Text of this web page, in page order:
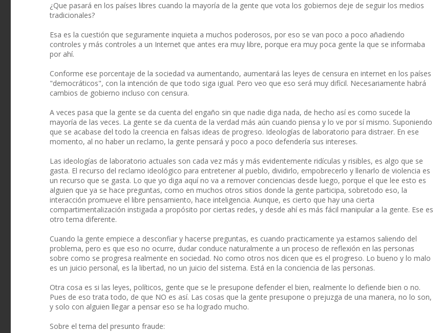
¿Que pasará en los países libres cuando la mayoría de la gente que vota los gobiernos deje de seguir los medios
tradicionales?
Esa es la cuestión que seguramente inquieta a muchos poderosos, por eso se van poco a poco añadiendo
controles y más controles a un Internet que antes era muy libre, porque era muy poca gente la que se informaba
por ahí.
Conforme ese porcentaje de la sociedad va aumentando, aumentará las leyes de censura en internet en los países
"democráticos", con la intención de que todo siga igual. Pero veo que eso será muy difícil. Necesariamente habrá
cambios de gobierno incluso con censura.
A veces pasa que la gente se da cuenta del engaño sin que nadie diga nada, de hecho así es como sucede la
mayoría de las veces. La gente se da cuenta de la verdad más aún cuando piensa y lo ve por sí mismo. Suponiendo
que se acabase del todo la creencia en falsas ideas de progreso. Ideologías de laboratorio para distraer. En ese
momento, al no haber un reclamo, la gente pensará y poco a poco defendería sus intereses.
Las ideologías de laboratorio actuales son cada vez más y más evidentemente ridículas y risibles, es algo que se
gasta. El recurso del reclamo ideológico para entretener al pueblo, dividirlo, empobrecerlo y llenarlo de violencia es
un recurso que se gasta. Lo que yo diga aquí no va a remover conciencias desde luego, porque el que lee esto es
alguien que ya se hace preguntas, como en muchos otros sitios donde la gente participa, sobretodo eso, la
interacción promueve el libre pensamiento, hace inteligencia. Aunque, es cierto que hay una cierta
compartimentalización instigada a propósito por ciertas redes, y desde ahí es más fácil manipular a la gente. Ese es
otro tema diferente.
Cuando la gente empiece a desconfiar y hacerse preguntas, es cuando practicamente ya estamos saliendo del
problema, pero es que eso no ocurre, dudar conduce naturalmente a un proceso de reflexión en las personas
sobre como se progresa realmente en sociedad. No como otros nos dicen que es el progreso. Lo bueno y lo malo
es un juicio personal, es la libertad, no un juicio del sistema. Está en la conciencia de las personas.
Otra cosa es si las leyes, políticos, gente que se le presupone defender el bien, realmente lo defiende bien o no.
Pues de eso trata todo, de que NO es así. Las cosas que la gente presupone o prejuzga de una manera, no lo son,
y solo con alguien llegar a pensar eso se ha logrado mucho.
Sobre el tema del presunto fraude: